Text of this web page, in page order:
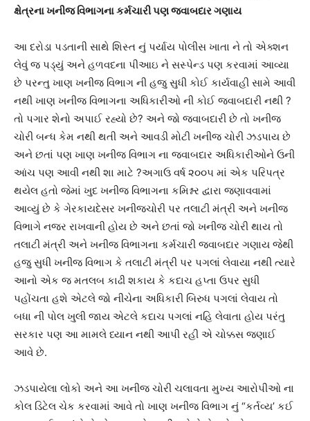
ક્ષેત્રના ખનીજ વિભાગના કર્મચારી પણ જવાબદાર ગણાય
આ દરોડા પડતાની સાથે શિસ્ત નું પર્યાય પોલીસ ખાતા ને તો એક્શન
લેવું જ પડ્યું અને હળવદના પીઆઇ ને સસ્પેન્ડ પણ કરવામાં આવ્યા
છે પરન્તુ ખાણ ખનીજ વિભાગ ની હજુ સુધી કોઈ કાર્યવાહી સામે આવી
નથી ખાણ ખનીજ વિભાગના અધિકારીઓ ની કોઈ જવાબદારી નથી ?
તો પગાર શેનો અપાઈ રહ્યો છે? અને જો જવાબદારી છે તો ખનીજ
ચોરી બન્ધ કેમ નથી થતી અને આવડી મોટી ખનીજ ચોરી ઝડપાય છે
અને છતાં પણ ખાણ ખનીજ વિભાગ ના જવાબદાર અધિકારીઓને ઉની
આંચ પણ આવી નથી શા માટે ?અગાઉ વર્ષ ૨૦૦૫ માં એક પરિપત્ર
થયેલ હતો જેમાં ખુદ ખનીજ વિભાગના કમિશ્નર દ્વારા જણાવવામાં
આવ્યું છે કે ગેરકાયદેસર ખનીજચોરી પર તલાટી મંત્રી અને ખનીજ
વિભાગે નજર રાખવાની હોય છે અને છતાં જો ખનીજ ચોરી થાય તો
તલાટી મંત્રી અને ખનીજ વિભાગના કર્મચારી જવાબદાર ગણાય જેથી
હજુ સુધી ખનીજ વિભાગ કે તલાટી મંત્રી પર પગલાં લેવાયા નથી ત્યારે
આનો એક જ મતલબ કાઢી શકાય કે કદાચ હપ્તા ઉપર સુધી
પહોંચતા હશે એટલે જો નીચેના અધિકારી બિરુધ પગલાં લેવાય તો
બધા ની પોલ ખુલી જાય એટલે કદાચ પગલાં નહિ લેવાતા હોય પરંતુ
સરકાર પણ આ મામલે ધ્યાન નથી આપી રહી એ ચોક્કસ જણાઈ
આવે છે.
ઝડપાયેલા લોકો અને આ ખનીજ ચોરી ચલાવતા મુખ્ય આરોપીઓ ના
કોલ ડિટેલ ચેક કરવામાં આવે તો ખાણ ખનીજ વિભાગ નું “કર્તવ્ય’ કઈ